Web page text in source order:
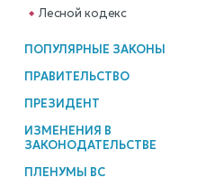
Лесной кодекс
ПОПУЛЯРНЫЕ ЗАКОНЫ
ПРАВИТЕЛЬСТВО
ПРЕЗИДЕНТ
ИЗМЕНЕНИЯ В
ЗАКОНОДАТЕЛЬСТВЕ
ПЛЕНУМЫ ВС